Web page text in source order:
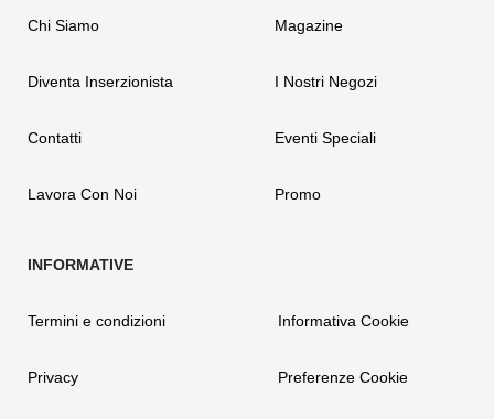
Chi Siamo
Diventa Inserzionista
Contatti
Lavora Con Noi
Magazine
I Nostri Negozi
Eventi Speciali
Promo
Termini e condizioni
Privacy
Informativa Cookie
Preferenze Cookie